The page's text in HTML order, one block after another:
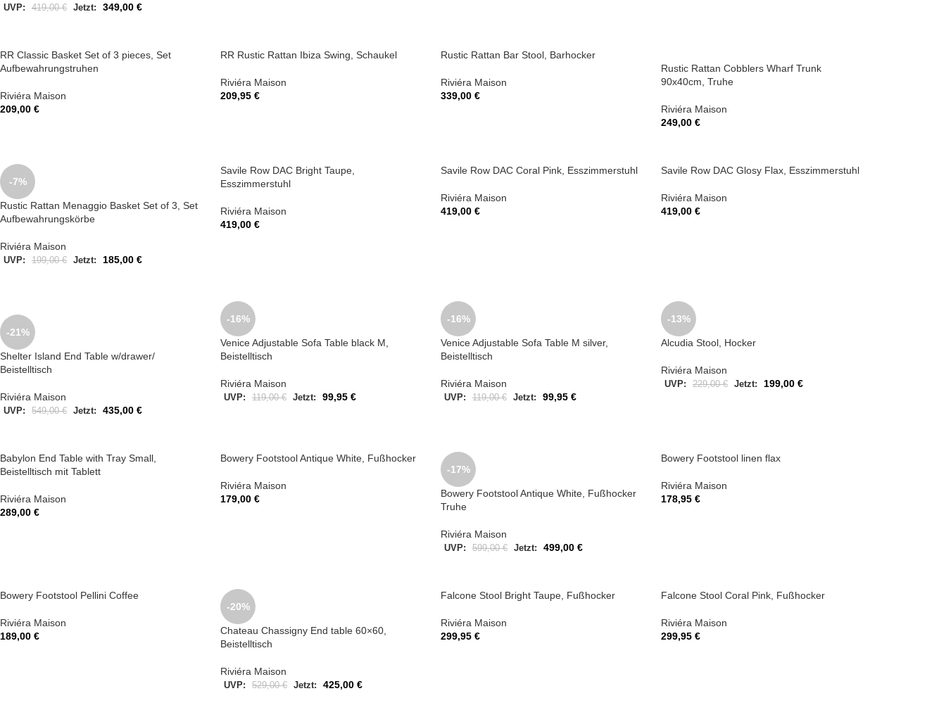
UVP: 419,00€ Jetzt: 349,00 €
RR Classic Basket Set of 3 pieces, Set
Aufbewahrungstruhen
Riviéra Maison
209,00 €
RR Rustic Rattan Ibiza Swing, Schaukel
Riviéra Maison
209,95 €
Rustic Rattan Bar Stool, Barhocker
Riviéra Maison
339,00 €
Rustic Rattan Cobblers Wharf Trunk
90x40cm, Truhe
Riviéra Maison
249,00 €
-7%
Rustic Rattan Menaggio Basket Set of 3, Set
Aufbewahrungskörbe
Riviéra Maison
UVP: 199,00€ Jetzt: 185,00 €
Savile Row DAC Bright Taupe,
Esszimmerstuhl
Riviéra Maison
419,00 €
Savile Row DAC Coral Pink, Esszimmerstuhl
Riviéra Maison
419,00 €
Savile Row DAC Glosy Flax, Esszimmerstuhl
Riviéra Maison
419,00 €
-21%
Shelter Island End Table w/drawer/
Beistelltisch
Riviéra Maison
UVP: 549,00€ Jetzt: 435,00 €
-16%
Venice Adjustable Sofa Table black M,
Beistelltisch
Riviéra Maison
UVP: 119,00€ Jetzt: 99,95 €
-16%
Venice Adjustable Sofa Table M silver,
Beistelltisch
Riviéra Maison
UVP: 119,00€ Jetzt: 99,95 €
-13%
Alcudia Stool, Hocker
Riviéra Maison
UVP: 229,00€ Jetzt: 199,00 €
Babylon End Table with Tray Small,
Beistelltisch mit Tablett
Riviéra Maison
289,00 €
Bowery Footstool Antique White, Fußhocker
Riviéra Maison
179,00 €
-17%
Bowery Footstool Antique White, Fußhocker
Truhe
Riviéra Maison
UVP: 599,00€ Jetzt: 499,00 €
Bowery Footstool linen flax
Riviéra Maison
178,95 €
Bowery Footstool Pellini Coffee
Riviéra Maison
189,00 €
-20%
Chateau Chassigny End table 60×60,
Beistelltisch
Riviéra Maison
UVP: 529,00€ Jetzt: 425,00 €
Falcone Stool Bright Taupe, Fußhocker
Riviéra Maison
299,95 €
Falcone Stool Coral Pink, Fußhocker
Riviéra Maison
299,95 €